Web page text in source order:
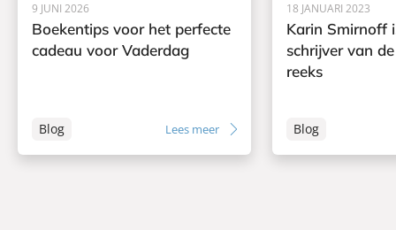
9 JUNI 2026
Boekentips voor het perfecte
cadeau voor Vaderdag
Blog Lees meer
18 JANUARI 2023
Karin Smirnoff
schrijver van
reeks
Blog